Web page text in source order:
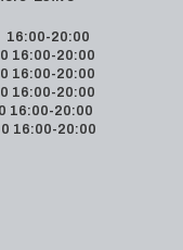
20:00
16:00-20:00
16:00-20:00
16:00-20:00
16:00-20:00
16:00-20:00